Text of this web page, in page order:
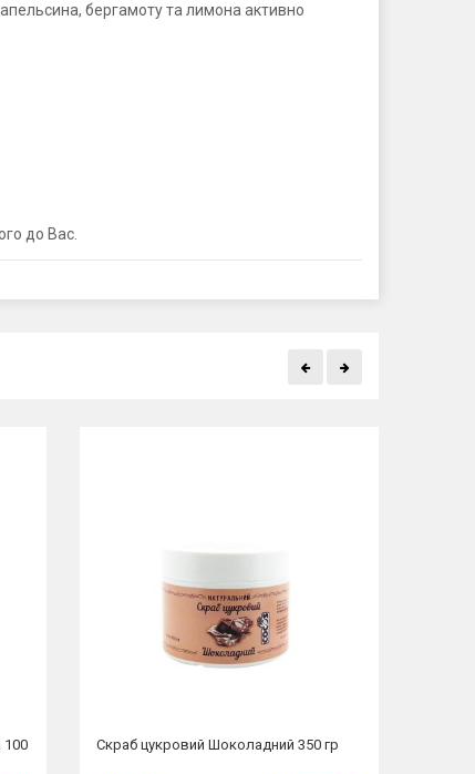
апельсина, бергамоту та лимона активно
до Вас.
100
Скраб цукровий Шоколадний 350 гр